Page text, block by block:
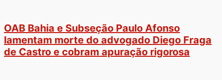
OAB Bahia e Subseção Paulo Afonso
lamentam morte do advogado Diego Fraga
de Castro e cobram apuração rigorosa